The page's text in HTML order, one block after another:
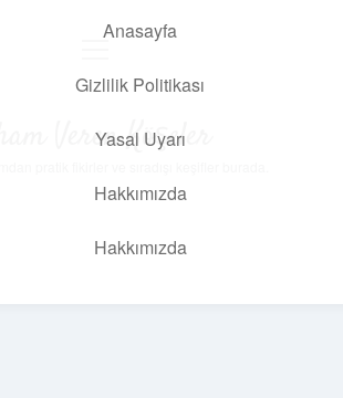
Anasayfa
Gizlilik Politikası
Yasal Uyarı
Hakkımızda
Hakkımızda
İlham Veren Köşeler